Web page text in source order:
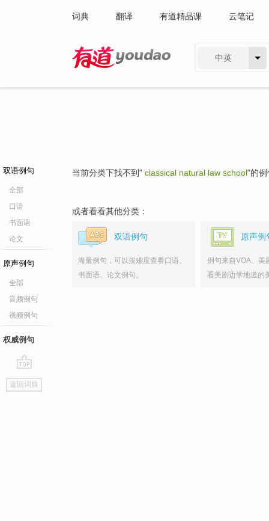
词典 翻译 有道精品课 云笔记
中英
双语例句
全部
口语
书面语
论文
原声例句
全部
音频例句
视频例句
权威例句
go
top
返回词典
当前分类下找不到" classical natural law school"的例
或者看看其他分类：
双语例句
海量例句，可以按难度查看口语、
书面语、论文例句。
原声例
例句来自VOA、美
看美剧边学地道的